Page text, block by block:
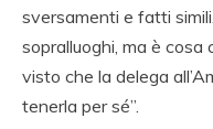
sversamenti e fatti
sopralluoghi, ma è
visto che la delega
tenerla per sé”.